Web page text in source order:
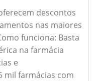
descontos
nas maiores
funciona: Basta
na farmácia
e
mil farmácias com